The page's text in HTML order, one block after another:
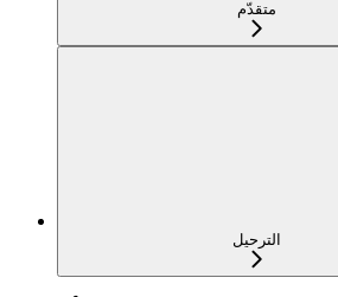
متقدّم
الترحيل